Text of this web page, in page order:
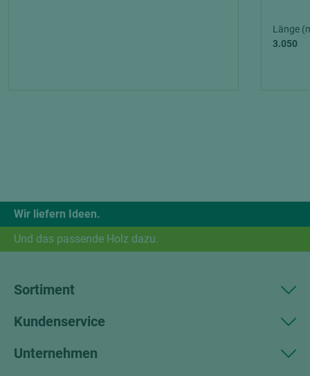
Länge
3.050
Wir liefern Ideen.
Und das passende Holz dazu.
Sortiment
Kundenservice
Unternehmen